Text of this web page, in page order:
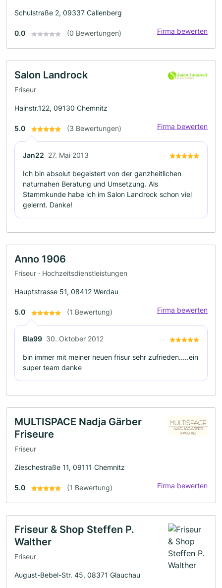
Schulstraße 2, 09337 Callenberg
0.0 (0 Bewertungen) Firma bewerten
Salon Landrock
Friseur
Hainstr.122, 09130 Chemnitz
5.0 (3 Bewertungen) Firma bewerten
Jan22 27. Mai 2013
Ich bin absolut begeistert von der ganzheitlichen
naturnahen Beratung und Umsetzung. Als
Stammkunde habe ich im Salon Landrock schon viel
gelernt. Danke!
Anno 1906
Friseur · Hochzeitsdienstleistungen
Hauptstrasse 51, 08412 Werdau
5.0 (1 Bewertung) Firma bewerten
Bla99 30. Oktober 2012
bin immer mit meiner neuen frisur sehr zufrieden.....ein
super team danke
MULTISPACE Nadja Gärber
Friseure
Friseur
Zieschestraße 11, 09111 Chemnitz
5.0 (1 Bewertung) Firma bewerten
Friseur & Shop Steffen P.
Walther
Friseur
August-Bebel-Str. 45, 08371 Glauchau